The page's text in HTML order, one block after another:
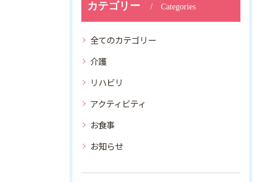
カテゴリー Categories
全てのカテゴリー
介護
リハビリ
アクティビティ
お食事
お知らせ